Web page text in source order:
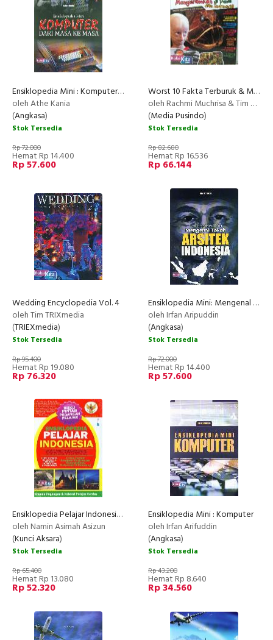
Ensiklopedia Mini : Komputer Dari Masa Ke Masa
oleh Athe Kania
(Angkasa)
Stok Tersedia
Rp 72.000
Hemat Rp 14.400
Rp 57.600
Worst 10 Fakta Terburuk & Menyeramkan di Dunia dan Indonesia
oleh Rachmi Muchrisa & Tim 3 Warna
(Media Pusindo)
Stok Tersedia
Rp 82.680
Hemat Rp 16.536
Rp 66.144
Wedding Encyclopedia Vol. 4
oleh Tim TRIXmedia
(TRIEXmedia)
Stok Tersedia
Rp 95.400
Hemat Rp 19.080
Rp 76.320
Ensiklopedia Mini: Mengenal Tokoh Arsitek Indonesia (Full Color)
oleh Irfan Aripuddin
(Angkasa)
Stok Tersedia
Rp 72.000
Hemat Rp 14.400
Rp 57.600
Ensiklopedia Pelajar Indonesia (Edisi Terbaru untuk Semua Pelajar)
oleh Namin Asimah Asizun
(Kunci Aksara)
Stok Tersedia
Rp 65.400
Hemat Rp 13.080
Rp 52.320
Ensiklopedia Mini : Komputer
oleh Irfan Arifuddin
(Angkasa)
Stok Tersedia
Rp 43.200
Hemat Rp 8.640
Rp 34.560